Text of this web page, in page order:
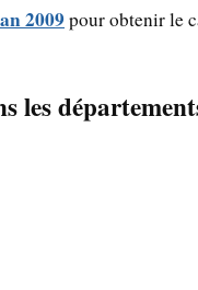
2009pour obtenir le
les